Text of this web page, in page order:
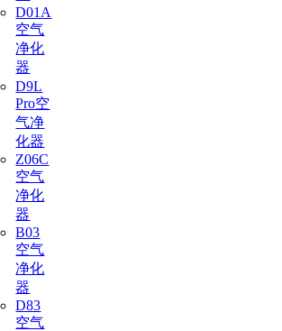
D01A
空气
净化
器
D9L
Pro空
气净
化器
Z06C
空气
净化
器
B03
空气
净化
器
D83
空气